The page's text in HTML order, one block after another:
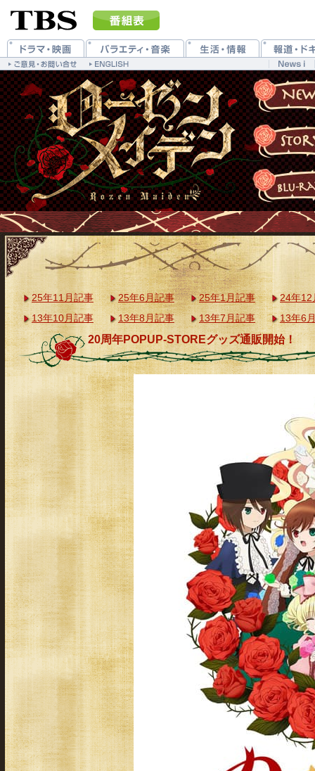
25年11月記事 25年6月記事 25年1月記事
24年12
13年10月記事
13年8月記事 13年7月記事 13年6
20周年POPUP-STOREグッズ通販開始！